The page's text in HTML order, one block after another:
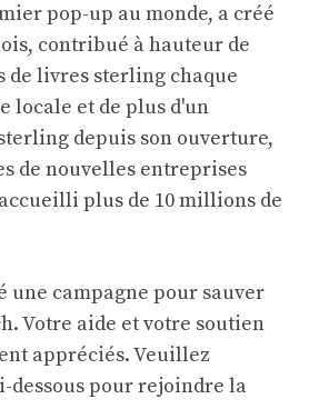
pop-up au monde, a créé
contribué à hauteur de
de livres sterling chaque
locale et de plus d'un
depuis son ouverture,
de nouvelles entreprises
plus de 10 millions de
une campagne pour sauver
Votre aide et votre soutien
appréciés. Veuillez
dessous pour rejoindre la